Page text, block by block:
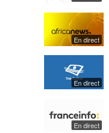
En direct
En direct
En direct